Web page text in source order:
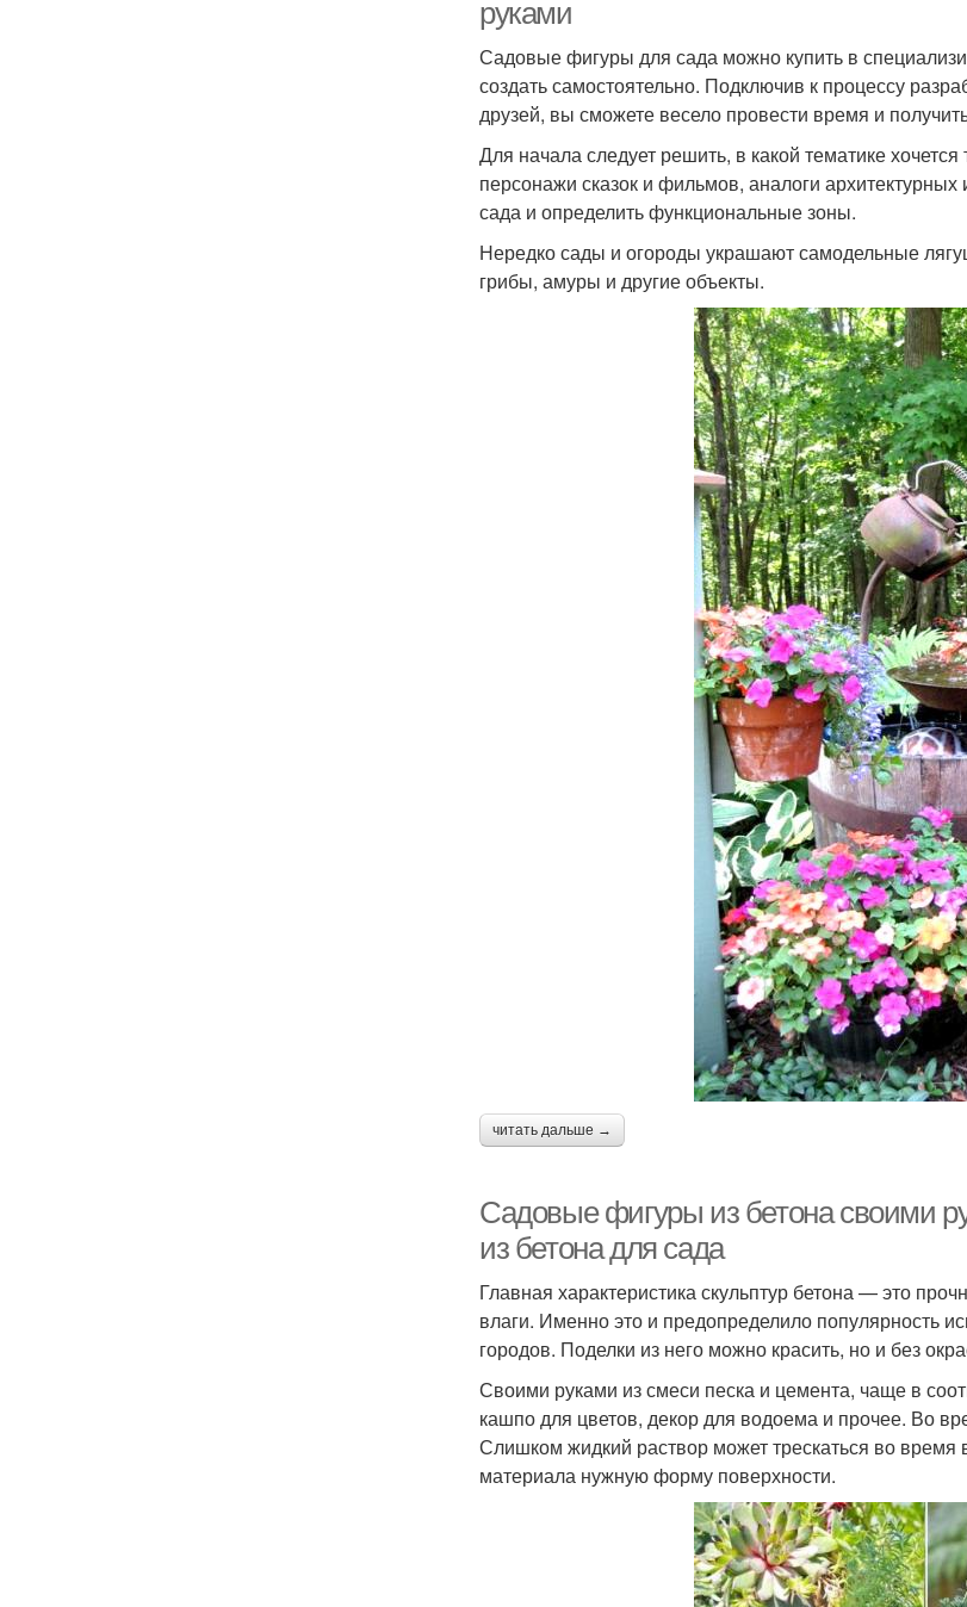
руками
Садовые фигуры для сада можно купить в
создать самостоятельно. Подключив к процессу
друзей, вы сможете весело провести время и
Для начала следует решить, в какой тематике
персонажи сказок и фильмов, аналоги
сада и определить функциональные зоны.
Нередко сады и огороды украшают самодельные
грибы, амуры и другие объекты.
читать дальше →
Садовые фигуры из бетона своими
из бетона для сада
Главная характеристика скульптур бетона — это
влаги. Именно это и предопределило популярность
городов. Поделки из него можно красить, но и без
Своими руками из смеси песка и цемента, чаще в
кашпо для цветов, декор для водоема и прочее. Во
Слишком жидкий раствор может трескаться во
материала нужную форму поверхности.